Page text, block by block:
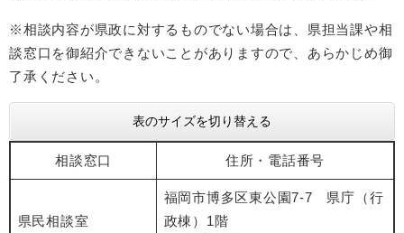
※相談内容が県政に対するものでない場合は、県担当課や相
談窓口を御紹介できないことがありますので、あらかじめ御
了承ください。
表のサイズを切り替える
相談窓口 住所・電話番号
県民相談室
福岡市博多区東公園7-7 県庁（行
政棟）1階